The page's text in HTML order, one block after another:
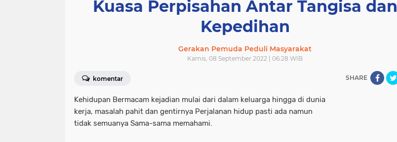
Kuasa Perpisahan Antar Tangisa dan
Kepedihan
Gerakan Pemuda Peduli Masyarakat
Kamis, 08 September 2022 | 06:28 WIB
komentar SHARE
Kehidupan Bermacam kejadian mulai dari dalam keluarga hingga di dunia
kerja, masalah pahit dan gentirnya Perjalanan hidup pasti ada namun
tidak semuanya Sama-sama memahami.